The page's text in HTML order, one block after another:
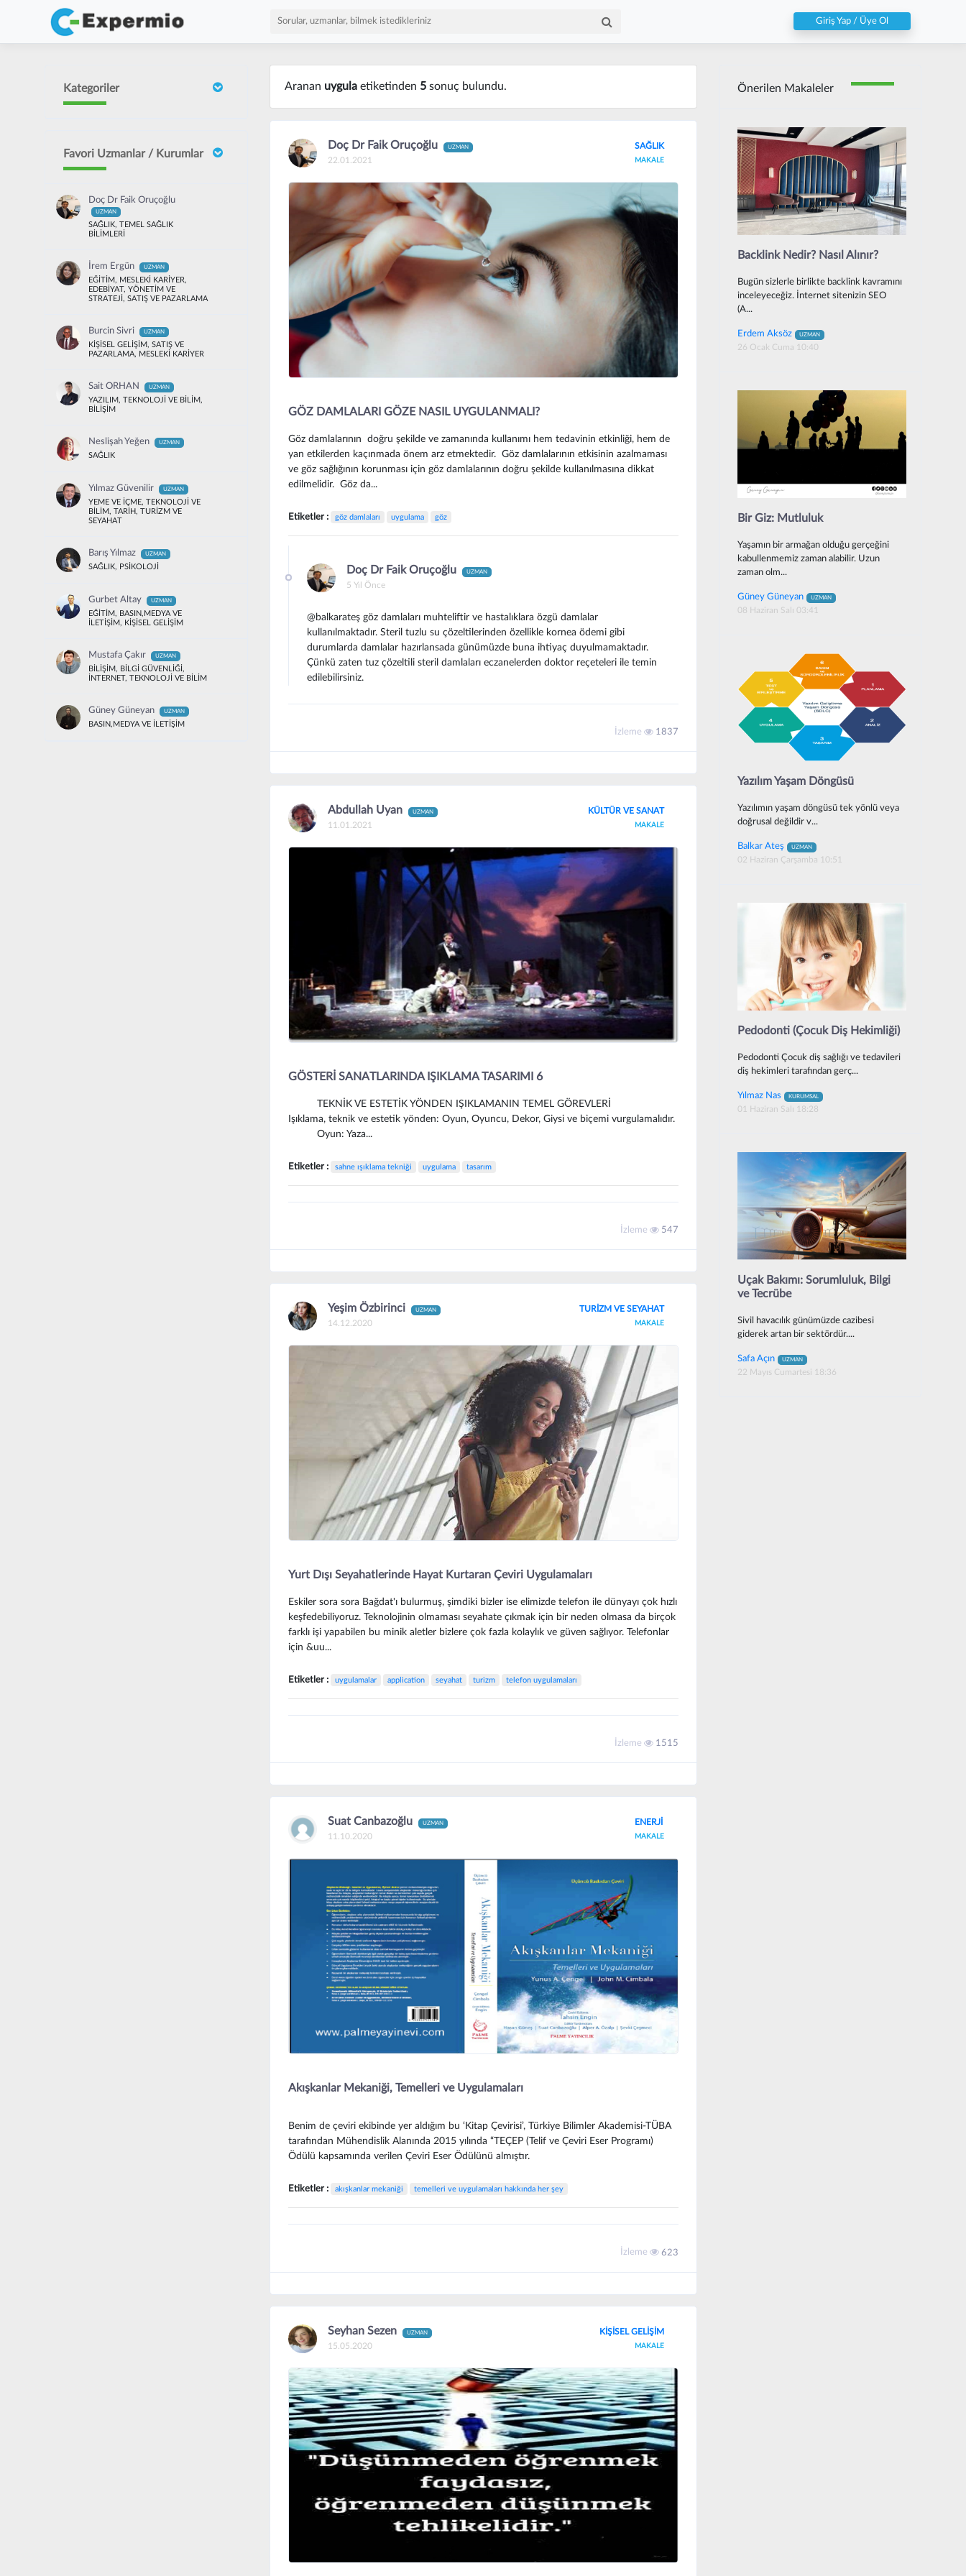
Giriş Yap / Üye Ol
Kategoriler
Favori Uzmanlar / Kurumlar
Doç Dr Faik Oruçoğlu
UZMAN
SAĞLIK, TEMEL SAĞLIK
BİLİMLERİ
İrem Ergün UZMAN
EĞİTİM, MESLEKİ KARİYER,
EDEBİYAT, YÖNETİM VE
STRATEJİ, SATIŞ VE PAZARLAMA
Burcin Sivri UZMAN
KİŞİSEL GELİŞİM, SATIŞ VE
PAZARLAMA, MESLEKİ KARİYER
Sait ORHAN UZMAN
YAZILIM, TEKNOLOJİ VE BİLİM,
BİLİŞİM
Neslişah Yeğen UZMAN
SAĞLIK
Yılmaz Güvenilir UZMAN
YEME VE İÇME, TEKNOLOJİ VE
BİLİM, TARİH, TURİZM VE
SEYAHAT
Barış Yılmaz UZMAN
SAĞLIK, PSİKOLOJİ
Gurbet Altay UZMAN
EĞİTİM, BASIN,MEDYA VE
İLETİŞİM, KİŞİSEL GELİŞİM
Mustafa Çakır UZMAN
BİLİŞİM, BİLGİ GÜVENLİĞİ,
İNTERNET, TEKNOLOJİ VE BİLİM
Güney Güneyan UZMAN
BASIN,MEDYA VE İLETİŞİM
Aranan uygulaetiketinden 5sonuç bulundu.
Doç Dr Faik Oruçoğlu UZMAN
22.01.2021
SAĞLIK
MAKALE
GÖZ DAMLALARI GÖZE NASIL UYGULANMALI?
Göz damlalarının doğru şekilde ve zamanında kullanımı hem tedavinin etkinliği, hem de
yan etkilerden kaçınmada önem arz etmektedir. Göz damlalarının etkisinin azalmaması
ve göz sağlığının korunması için göz damlalarının doğru şekilde kullanılmasına dikkat
edilmelidir. Göz da...
Etiketler : göz damlaları uygulama göz
Doç Dr Faik Oruçoğlu UZMAN
5 Yıl Önce
@balkarateş göz damlaları muhteliftir ve hastalıklara özgü damlalar
kullanılmaktadır. Steril tuzlu su çözeltilerinden özellikle kornea ödemi gibi
durumlarda damlalar hazırlansada günümüzde buna ihtiyaç duyulmamaktadır.
Çünkü zaten tuz çözeltili steril damlaları eczanelerden doktor reçeteleri ile temin
edilebilirsiniz.
İzleme 1837
Abdullah Uyan UZMAN
11.01.2021
KÜLTÜR VE SANAT
MAKALE
GÖSTERİ SANATLARINDA IŞIKLAMA TASARIMI 6
TEKNİK VE ESTETİK YÖNDEN IŞIKLAMANIN TEMEL GÖREVLERİ
Işıklama, teknik ve estetik yönden: Oyun, Oyuncu, Dekor, Giysi ve biçemi vurgulamalıdır.
Oyun: Yaza...
Etiketler : sahne ışıklama tekniği uygulama tasarım
İzleme 547
Yeşim Özbirinci UZMAN
14.12.2020
TURİZM VE SEYAHAT
MAKALE
Yurt Dışı Seyahatlerinde Hayat Kurtaran Çeviri Uygulamaları
Eskiler sora sora Bağdat'ı bulurmuş, şimdiki bizler ise elimizde telefon ile dünyayı çok hızlı
keşfedebiliyoruz. Teknolojinin olmaması seyahate çıkmak için bir neden olmasa da birçok
farklı işi yapabilen bu minik aletler bizlere çok fazla kolaylık ve güven sağlıyor. Telefonlar
için &uu...
Etiketler : uygulamalar application seyahat turizm telefon uygulamaları
İzleme 1515
Suat Canbazoğlu UZMAN
11.10.2020
ENERJİ
MAKALE
Akışkanlar Mekaniği, Temelleri ve Uygulamaları
Benim de çeviri ekibinde yer aldığım bu ‘Kitap Çevirisi’, Türkiye Bilimler Akademisi-TÜBA
tarafından Mühendislik Alanında 2015 yılında “TEÇEP (Telif ve Çeviri Eser Programı)
Ödülü kapsamında verilen Çeviri Eser Ödülünü almıştır.
Etiketler : akışkanlar mekaniği temelleri ve uygulamaları hakkında her şey
İzleme 623
Seyhan Sezen UZMAN
15.05.2020
KİŞİSEL GELİŞİM
MAKALE
Önerilen Makaleler
Backlink Nedir? Nasıl Alınır?
Bugün sizlerle birlikte backlink kavramını
inceleyeceğiz. İnternet sitenizin SEO
(A...
Erdem Aksöz UZMAN
26 Ocak Cuma 10:40
Bir Giz: Mutluluk
Yaşamın bir armağan olduğu gerçeğini
kabullenmemiz zaman alabilir. Uzun
zaman olm...
Güney Güneyan UZMAN
08 Haziran Salı 03:41
Yazılım Yaşam Döngüsü
Yazılımın yaşam döngüsü tek yönlü veya
doğrusal değildir v...
Balkar Ateş UZMAN
02 Haziran Çarşamba 10:51
Pedodonti (Çocuk Diş Hekimliği)
Pedodonti Çocuk diş sağlığı ve tedavileri
diş hekimleri tarafından gerç...
Yılmaz Nas KURUMSAL
01 Haziran Salı 18:28
Uçak Bakımı: Sorumluluk, Bilgi
ve Tecrübe
Sivil havacılık günümüzde cazibesi
giderek artan bir sektördür....
Safa Açın UZMAN
22 Mayıs Cumartesi 18:36